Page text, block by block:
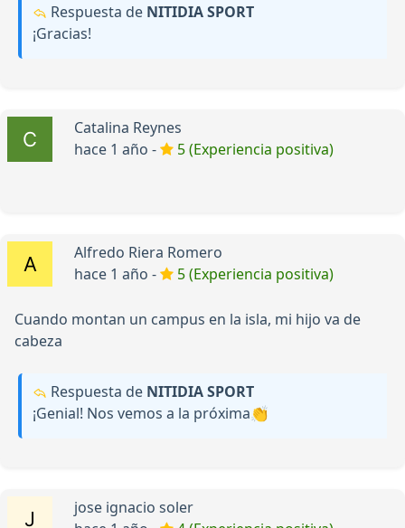
Respuesta de NITIDIA SPORT
¡Gracias!
Catalina Reynes
hace 1 año -
5 (Experiencia positiva)
Alfredo Riera Romero
hace 1 año -
5 (Experiencia positiva)
Cuando montan un campus en la isla, mi hijo va de
cabeza
Respuesta de NITIDIA SPORT
¡Genial! Nos vemos a la próxima👏
jose ignacio soler